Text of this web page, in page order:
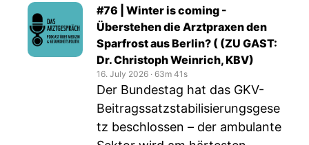
#76 | Winter is coming -
Überstehen die Arztpraxen den
Sparfrost aus Berlin? ( (ZU GAST:
Dr. Christoph Weinrich, KBV)
16. July 2026 ‧ 63m 41s
Der Bundestag hat das GKV-
Beitragssatzstabilisierungsgese
tz beschlossen – der ambulante